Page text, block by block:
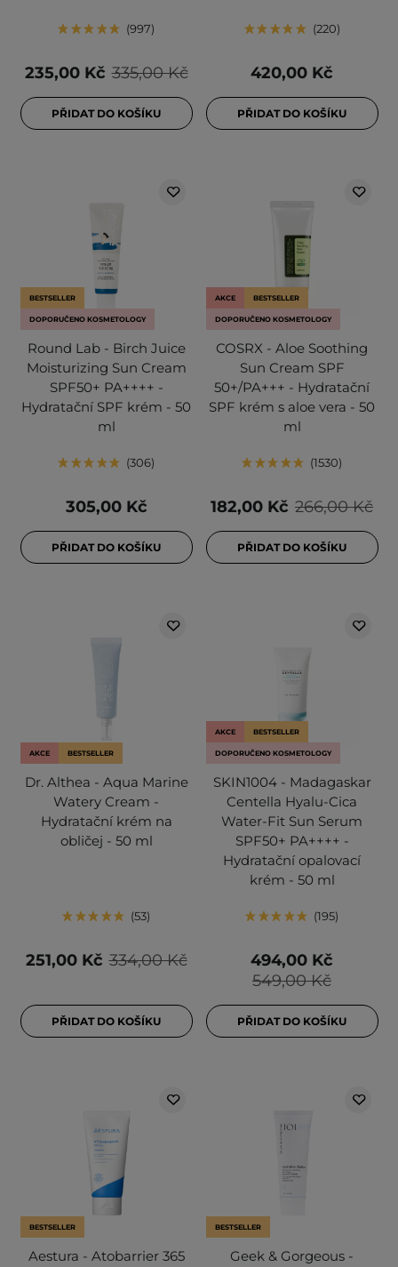
997
335,00 Kč
235,00 Kč
PŘIDAT DO KOŠÍKU
220
420,00 Kč
PŘIDAT DO KOŠÍKU
BESTSELLER
DOPORUČENO KOSMETOLOGY
Round Lab - Birch Juice
Moisturizing Sun Cream
SPF50+ PA++++ -
Hydratační SPF krém - 50
ml
306
305,00 Kč
PŘIDAT DO KOŠÍKU
AKCE BESTSELLER
DOPORUČENO KOSMETOLOGY
COSRX - Aloe Soothing
Sun Cream SPF
50+/PA+++ - Hydratační
SPF krém s aloe vera - 50
ml
1530
266,00 Kč
182,00 Kč
PŘIDAT DO KOŠÍKU
AKCE BESTSELLER
Dr. Althea - Aqua Marine
Watery Cream -
Hydratační krém na
obličej - 50 ml
53
334,00 Kč
251,00 Kč
PŘIDAT DO KOŠÍKU
AKCE BESTSELLER
DOPORUČENO KOSMETOLOGY
SKIN1004 - Madagaskar
Centella Hyalu-Cica
Water-Fit Sun Serum
SPF50+ PA++++ -
Hydratační opalovací
krém - 50 ml
195
549,00 Kč
494,00 Kč
PŘIDAT DO KOŠÍKU
BESTSELLER
Aestura - Atobarrier 365
BESTSELLER
Geek & Gorgeous -